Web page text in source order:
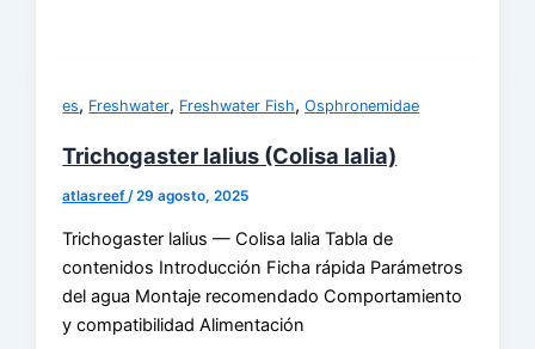
es, Freshwater, Freshwater Fish,Osphronemidae
Trichogaster lalius (Colisa lalia)
atlasreef/29 agosto, 2025
Trichogaster lalius — Colisa lalia Tabla de
contenidos Introducción Ficha rápida Parámetros
del agua Montaje recomendado Comportamiento
y compatibilidad Alimentación